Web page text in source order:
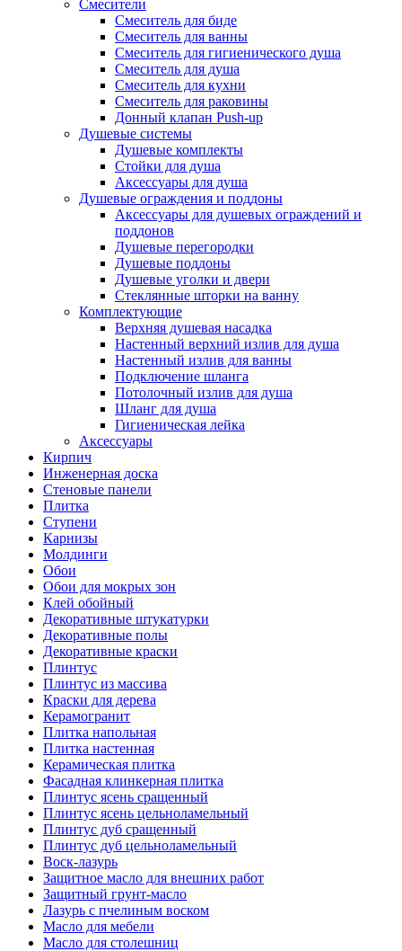
Смесители
Смеситель для биде
Смеситель для ванны
Смеситель для гигиенического душа
Смеситель для душа
Смеситель для кухни
Смеситель для раковины
Донный клапан Push-up
Душевые системы
Душевые комплекты
Стойки для душа
Аксессуары для душа
Душевые ограждения и поддоны
Аксессуары для душевых ограждений и
поддонов
Душевые перегородки
Душевые поддоны
Душевые уголки и двери
Стеклянные шторки на ванну
Комплектующие
Верхняя душевая насадка
Настенный верхний излив для душа
Настенный излив для ванны
Подключение шланга
Потолочный излив для душа
Шланг для душа
Гигиеническая лейка
Аксессуары
Кирпич
Инженерная доска
Стеновые панели
Плитка
Ступени
Карнизы
Молдинги
Обои
Обои для мокрых зон
Клей обойный
Декоративные штукатурки
Декоративные полы
Декоративные краски
Плинтус
Плинтус из массива
Краски для дерева
Керамогранит
Плитка напольная
Плитка настенная
Керамическая плитка
Фасадная клинкерная плитка
Плинтус ясень сращенный
Плинтус ясень цельноламельный
Плинтус дуб сращенный
Плинтус дуб цельноламельный
Воск-лазурь
Защитное масло для внешних работ
Защитный грунт-масло
Лазурь с пчелиным воском
Масло для мебели
Масло для столешниц